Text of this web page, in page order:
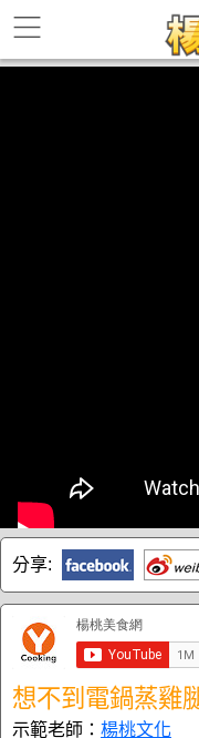
分享:
想不到電鍋蒸雞
示範老師： 楊桃文化